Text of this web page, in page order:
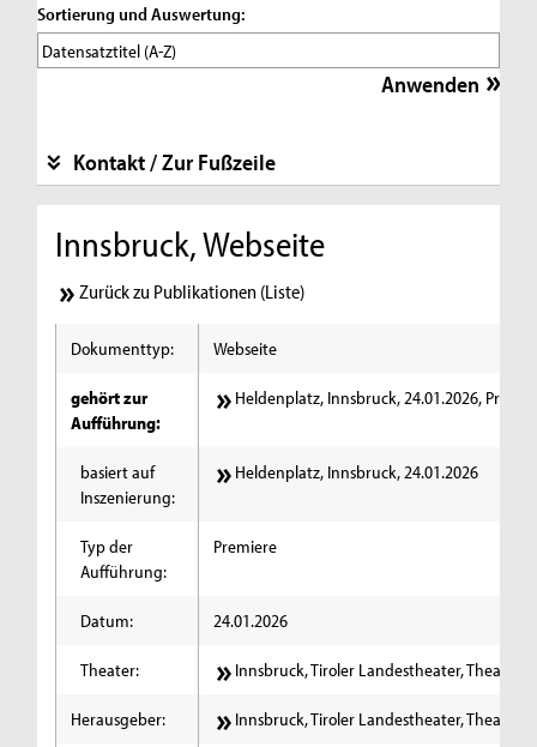
Sortierung und Auswertung:
Kontakt / Zur Fußzeile
Innsbruck, Webseite
Zurück zu Publikationen (Liste)
Dokumenttyp: Webseite
gehört zur
Aufführung:
Heldenplatz, Innsbruck, 24.01.2026,
basiert auf
Inszenierung:
Heldenplatz, Innsbruck, 24.01.2026
Typ der
Aufführung:
Premiere
Datum: 24.01.2026
Theater: Innsbruck, Tiroler Landestheater, Theater,
Herausgeber: Innsbruck, Tiroler Landestheater, Theater,